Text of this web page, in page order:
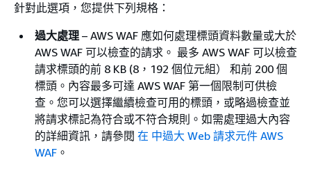
針對此選項，您提供下列規格：
過大處理 – AWS WAF 應如何處理標頭資料數量或大於
AWS WAF 可以檢查的請求。 最多 AWS WAF 可以檢查
請求標頭的前 8 KB (8，192 個位元組） 和前 200 個
標頭。內容最多可達 AWS WAF 第一個限制可供檢
查。您可以選擇繼續檢查可用的標頭，或略過檢查並
將請求標記為符合或不符合規則。如需處理過大內容
的詳細資訊，請參閱 在 中過大 Web 請求元件 AWS
WAF 。